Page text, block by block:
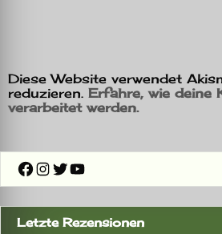
Diese Website verwendet
reduzieren. Erfahre, wie deine
verarbeitet werden.
Facebook
Instagram
Twitter
YouTube
Letzte Rezensionen